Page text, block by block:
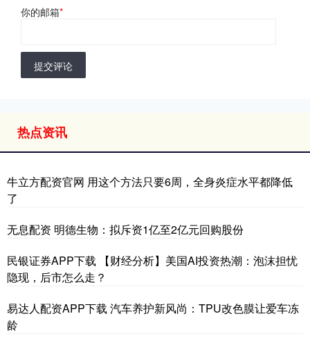
你的邮箱*
提交评论
热点资讯
牛立方配资官网 用这个方法只要6周，全身炎症水平都降低
了
无息配资 明德生物：拟斥资1亿至2亿元回购股份
民银证券APP下载 【财经分析】美国AI投资热潮：泡沫担忧
隐现，后市怎么走？
易达人配资APP下载 汽车养护新风尚：TPU改色膜让爱车冻
龄